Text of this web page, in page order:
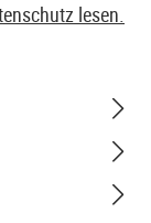
lesen.